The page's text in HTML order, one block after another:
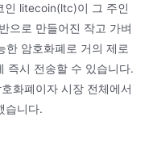
인 litecoin(ltc)이 그 주인
으로 만들어진 작고 가벼
한 암호화폐로 거의 제로
즉시 전송할 수 있습니다.
화폐이자 시장 전체에서
습니다.